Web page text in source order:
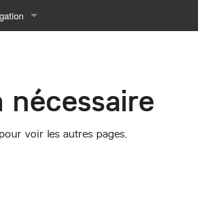
nécessaire
pour voir les autres pages.